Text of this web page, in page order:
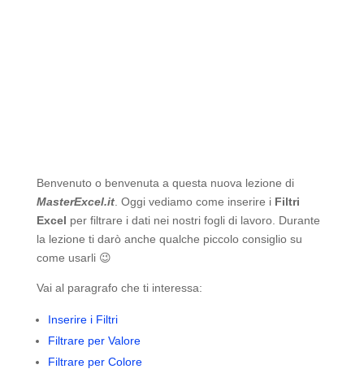
Benvenuto o benvenuta a questa nuova lezione di
MasterExcel.it. Oggi vediamo come inserire i Filtri
Excel per filtrare i dati nei nostri fogli di lavoro. Durante
la lezione ti darò anche qualche piccolo consiglio su
come usarli 😉
Vai al paragrafo che ti interessa:
Inserire i Filtri
Filtrare per Valore
Filtrare per Colore